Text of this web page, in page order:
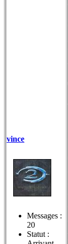
vince
Messages :
20
Statut :